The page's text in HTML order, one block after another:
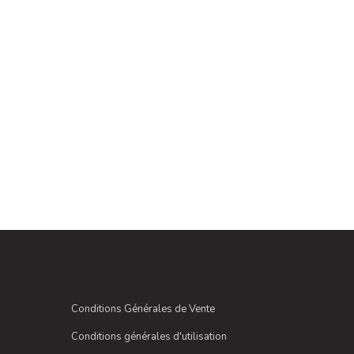
Conditions Générales de Vente
Conditions générales d'utilisation